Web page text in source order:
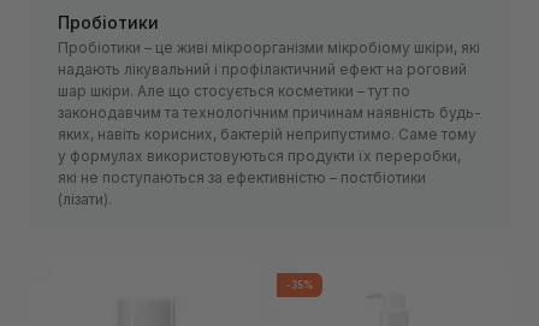
Пробіотики
Пробіотики – це живі мікроорганізми мікробіому шкіри, які
надають лікувальний і профілактичний ефект на роговий
шар шкіри. Але що стосується косметики – тут по
законодавчим та технологічним причинам наявність будь-
яких, навіть корисних, бактерій неприпустимо. Саме тому
у формулах використовуються продукти їх переробки,
які не поступаються за ефективністю – постбіотики
(лізати).
-35%